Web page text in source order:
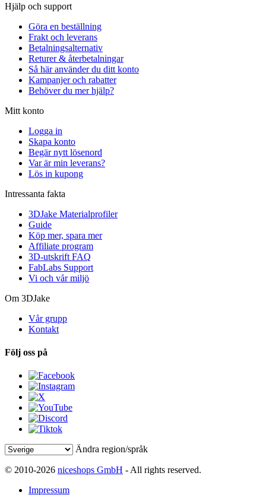
Hjälp och support
Göra en beställning
Frakt och leverans
Betalningsalternativ
Returer & återbetalningar
Så här använder du ditt konto
Kampanjer och rabatter
Behöver du mer hjälp?
Mitt konto
Logga in
Skapa konto
Begär nytt lösenord
Var är min leverans?
Lös in kupong
Intressanta fakta
3DJake Materialprofiler
Guide
Köp mer, spara mer
Affiliate program
3D-utskrift FAQ
FabLabs Support
Vi och vår miljö
Om 3DJake
Vår grupp
Kontakt
Följ oss på
Ändra region/språk
© 2010-2026 niceshops GmbH - All rights reserved.
Impressum